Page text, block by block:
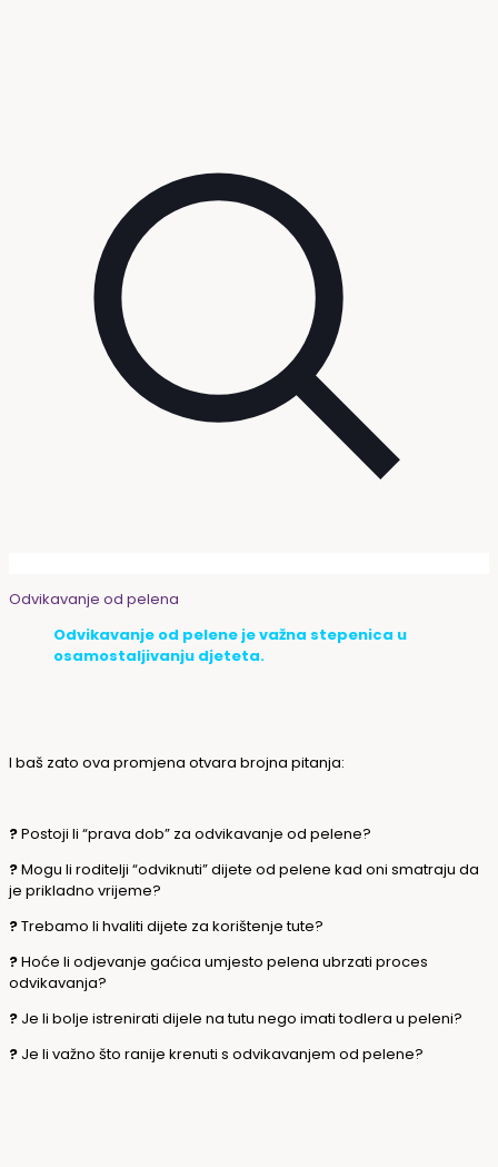
Odvikavanje od pelena
Odvikavanje od pelene je važna stepenica u
osamostaljivanju djeteta.
I baš zato ova promjena otvara brojna pitanja:
?Postoji li “prava dob” za odvikavanje od pelene?
?Mogu li roditelji “odviknuti” dijete od pelene kad oni smatraju da
je prikladno vrijeme?
?Trebamo li hvaliti dijete za korištenje tute?
?Hoće li odjevanje gaćica umjesto pelena ubrzati proces
odvikavanja?
? Je li bolje istrenirati dijele na tutu nego imati todlera u peleni?
? Je li važno što ranije krenuti s odvikavanjem od pelene?